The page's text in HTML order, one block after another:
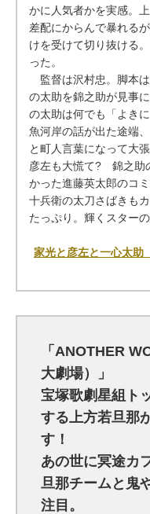
かに人気者かを実感。
差配にからんで暴れる
けを受けて切り抜ける
った。
監督は沢村忠。脚本
の太助を錦之助が見事
の太助は何でも「よき
魚河岸の話が出た途端
と町人言葉になって大
彦左も大慌て? 錦之助
かった進藤英太郎のコ
十兵衛の太刀さばきも
たっぷり。輝くスター
家光と彦左と一心太助
「ANOTHER
大劇場）」
宝塚歌劇星組ト
する上方若旦那
す！
あの世に冥途カ
旦那チームと鬼
注目。